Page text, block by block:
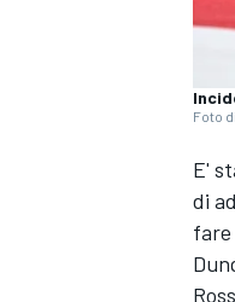
Foto
E'
di
fare